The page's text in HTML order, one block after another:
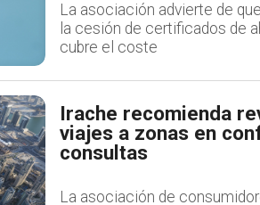
La asociación advierte de
la cesión de certificados de
cubre el coste
Irache recomienda
viajes a zonas en
consultas
La asociación de